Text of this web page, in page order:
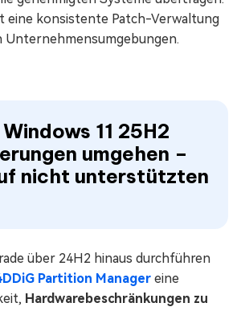
eine konsistente Patch-Verwaltung
Unternehmensumgebungen.
11 25H2
umgehen –
nicht unterstützten
über 24H2 hinaus durchführen
Partition Manager eine
Hardwarebeschränkungen zu